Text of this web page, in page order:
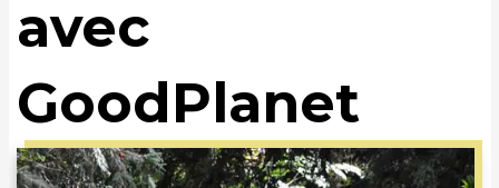
avec
GoodPlanet